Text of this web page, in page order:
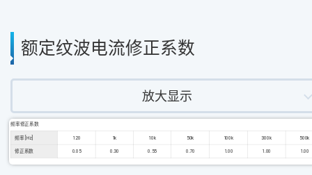
额定纹波电流修正系数
放大显示
频率修正系数
频率 [Hz] 120 1k 10k 50k 100k 300k 500k
修正系数 0.05 0.30 0.55 0.70 1.00 1.00 1.00